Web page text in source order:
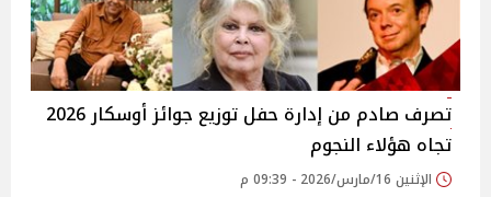
تصرف صادم من إدارة حفل توزيع جوائز أوسكار 2026
تجاه هؤلاء النجوم
الإثنين 16/مارس/2026 - 09:39 م